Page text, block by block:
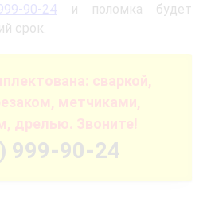
90-24 и поломка будет
срок.
сваркой,
метчиками,
дрелью. Звоните!
999-90-24